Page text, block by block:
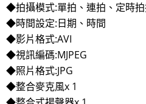
◆拍攝模式:單拍、連拍、定時
◆時間設定:日期、時間
◆影片格式:AVI
◆視訊編碼:MJPEG
◆照片格式:JPG
◆整合麥克風x 1